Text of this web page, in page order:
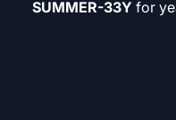
SUMMER-33Y for